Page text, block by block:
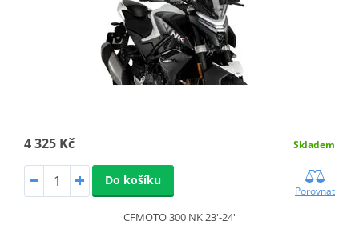
4 325 Kč Skladem
Do košíku
Porovnat
CFMOTO 300 NK 23'-24'